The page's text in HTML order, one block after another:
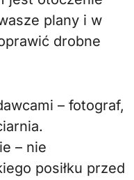
plany i w
drobne
– fotograf,
– nie
posiłku przed